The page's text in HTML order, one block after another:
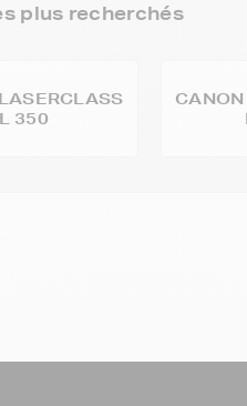
plus recherchés
L 350